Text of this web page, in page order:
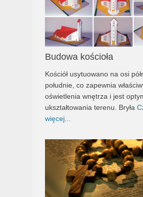
Budowa kościoła
Kościół usytuowano na osi
południe, co zapewnia
oświetlenia wnętrza i jest
ukształtowania terenu. Bryła
więcej...